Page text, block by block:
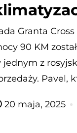
Granta
90 KM
jednym z
Pavel,
20 maja, 2025